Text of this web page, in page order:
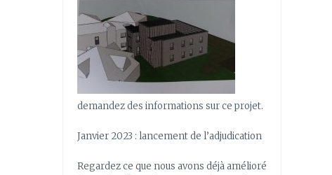
demandez des informations sur ce projet.
Janvier 2023 : lancement de l’adjudication
Regardez ce que nous avons déjà amélioré